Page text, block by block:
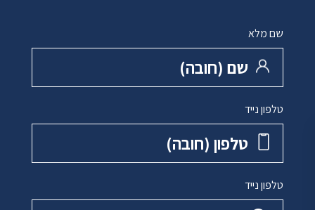
שם מלא
שם ‏(חובה)
טלפון נייד
טלפון ‏(חובה)
טלפון נייד